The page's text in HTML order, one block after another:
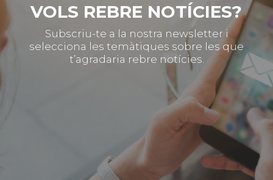
VOLS REBRE NOTÍCIES?
Subscriu-te a la nostra newsletter i
selecciona les temàtiques sobre les que
t’agradaria rebre notícies.